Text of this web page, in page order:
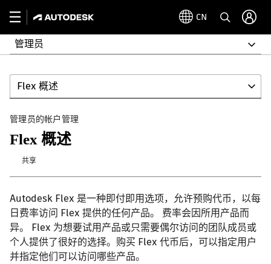
CN
管理员
Flex 概述
管理员的帐户管理
Flex 概述
共享
Autodesk Flex 是一种即付即用选项，允许预购代币，以每
日费率访问 Flex 提供的任何产品。 费率会因所用产品而
异。 Flex 为想要试用产品或只需要偶尔访问的团队成员或
个人提供了很好的选择。购买 Flex 代币后，可以指定用户
并指定他们可以访问哪些产品。